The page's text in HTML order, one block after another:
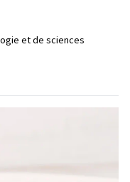
et de sciences